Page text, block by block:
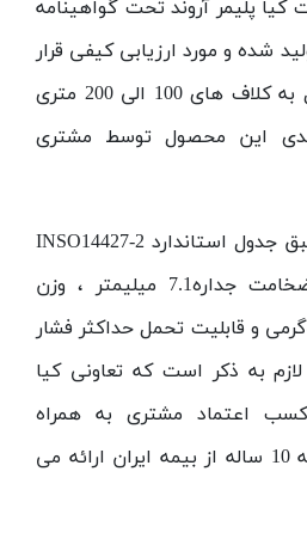
شرکت کیا پلیمر آروند تحت گواهینامه
شده و مورد ارزیابی کیفی قرار
میگیرد ، و سپس تبدیل به کلاف های 100 الی 200 متری
این محصول توسط مشتری
جدول استاندارد INSO14427-2
تولید شده که دارای ضخامت جداره7.1 میلیمتر ، وزن
متر 1.27 کیلوگرمی و قابلیت تحمل حداکثر فشار
لازم به ذکر است که تعاونی کیا
اعتماد مشتری به همراه
محصولات خود بیمه نامه 10 ساله از بیمه ایران ارائه می